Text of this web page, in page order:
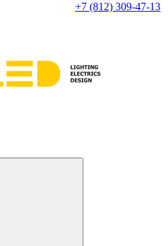
+7 (812) 309-47-13